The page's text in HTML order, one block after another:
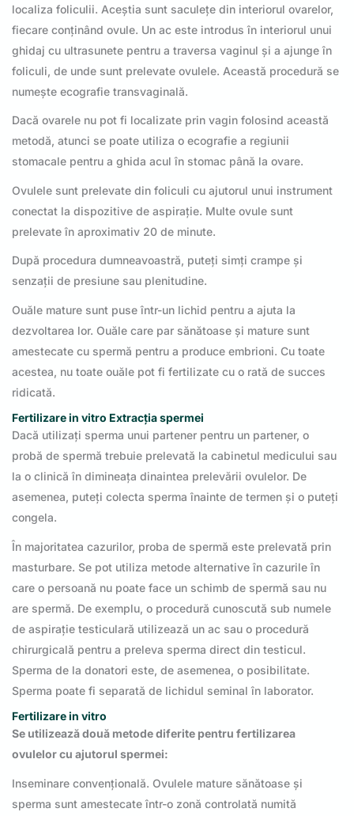
localiza foliculii. Aceștia sunt saculețe din interiorul ovarelor,
fiecare conținând ovule. Un ac este introdus în interiorul unui
ghidaj cu ultrasunete pentru a traversa vaginul și a ajunge în
foliculi, de unde sunt prelevate ovulele. Această procedură se
numește ecografie transvaginală.
Dacă ovarele nu pot fi localizate prin vagin folosind această
metodă, atunci se poate utiliza o ecografie a regiunii
stomacale pentru a ghida acul în stomac până la ovare.
Ovulele sunt prelevate din foliculi cu ajutorul unui instrument
conectat la dispozitive de aspirație. Multe ovule sunt
prelevate în aproximativ 20 de minute.
După procedura dumneavoastră, puteți simți crampe și
senzații de presiune sau plenitudine.
Ouăle mature sunt puse într-un lichid pentru a ajuta la
dezvoltarea lor. Ouăle care par sănătoase și mature sunt
amestecate cu spermă pentru a produce embrioni. Cu toate
acestea, nu toate ouăle pot fi fertilizate cu o rată de succes
ridicată.
Fertilizare in vitro Extracția spermei
Dacă utilizați sperma unui partener pentru un partener, o
probă de spermă trebuie prelevată la cabinetul medicului sau
la o clinică în dimineața dinaintea prelevării ovulelor. De
asemenea, puteți colecta sperma înainte de termen și o puteți
congela.
În majoritatea cazurilor, proba de spermă este prelevată prin
masturbare. Se pot utiliza metode alternative în cazurile în
care o persoană nu poate face un schimb de spermă sau nu
are spermă. De exemplu, o procedură cunoscută sub numele
de aspirație testiculară utilizează un ac sau o procedură
chirurgicală pentru a preleva sperma direct din testicul.
Sperma de la donatori este, de asemenea, o posibilitate.
Sperma poate fi separată de lichidul seminal în laborator.
Fertilizare in vitro
Se utilizează două metode diferite pentru fertilizarea
ovulelor cu ajutorul spermei:
Inseminare convențională. Ovulele mature sănătoase și
sperma sunt amestecate într-o zonă controlată numită